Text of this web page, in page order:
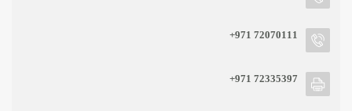
+971 72070111
+971 72335397